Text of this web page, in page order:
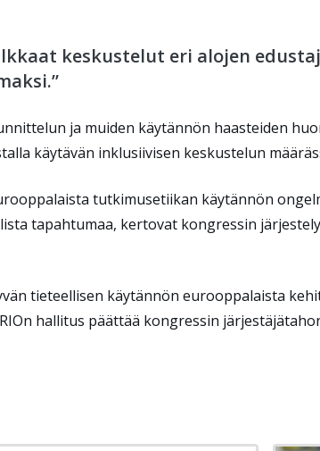
keskustelut eri alojen
ja muiden käytännön haasteiden
käytävän inklusiivisen keskustelun
tutkimusetiikan käytännön
tapahtumaa, kertovat kongressin
tieteellisen käytännön eurooppalaista
hallitus päättää kongressin